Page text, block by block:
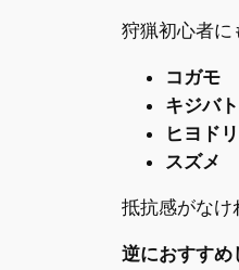
狩猟初心者に
コガモ
キジバト
ヒヨドリ
スズメ
抵抗感がなけ
逆におすす